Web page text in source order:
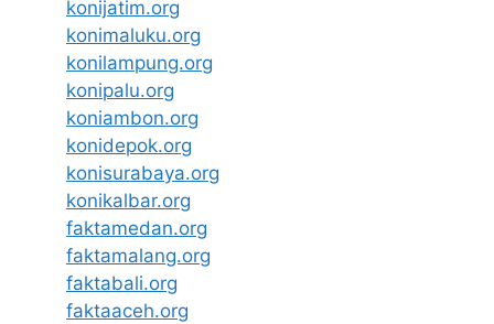
konijatim.org
konimaluku.org
konilampung.org
konipalu.org
koniambon.org
konidepok.org
konisurabaya.org
konikalbar.org
faktamedan.org
faktamalang.org
faktabali.org
faktaaceh.org